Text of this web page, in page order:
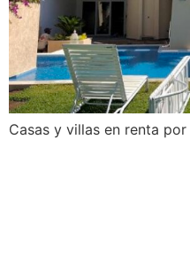
Casas y villas en renta